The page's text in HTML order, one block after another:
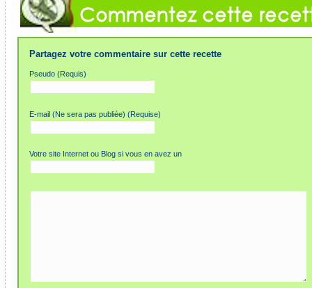
Partagez votre commentaire sur cette recette
Pseudo (Requis)
E-mail (Ne sera pas publiée) (Requise)
Votre site Internet ou Blog si vous en avez un